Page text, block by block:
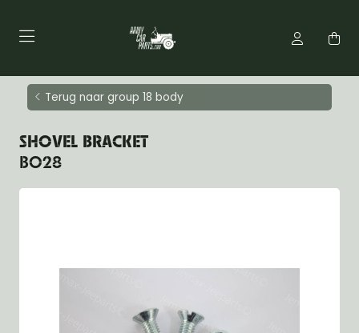
Terug naar group 18 body
SHOVEL BRACKET
BO28